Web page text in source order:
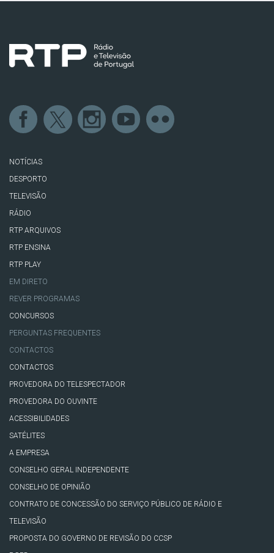
NOTÍCIAS
DESPORTO
TELEVISÃO
RÁDIO
RTP ARQUIVOS
RTP ENSINA
RTP PLAY
EM DIRETO
REVER PROGRAMAS
CONCURSOS
PERGUNTAS FREQUENTES
CONTACTOS
CONTACTOS
PROVEDORA DO TELESPECTADOR
PROVEDORA DO OUVINTE
ACESSIBILIDADES
SATÉLITES
A EMPRESA
CONSELHO GERAL INDEPENDENTE
CONSELHO DE OPINIÃO
CONTRATO DE CONCESSÃO DO SERVIÇO PÚBLICO DE RÁDIO E
TELEVISÃO
PROPOSTA DO GOVERNO DE REVISÃO DO CCSP